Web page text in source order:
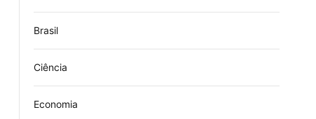
Brasil
Ciência
Economia